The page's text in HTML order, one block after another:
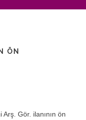
ÖN
Gör. ilanının ön